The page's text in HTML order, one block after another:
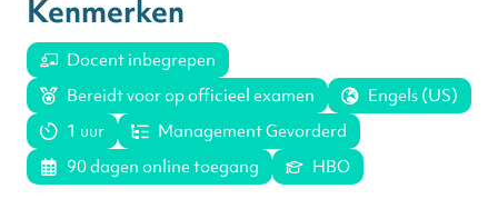
Kenmerken
Docent inbegrepen
Bereidt voor op officieel examen
Engels (US)
1 uur
Management Gevorderd
90 dagen online toegang
HBO